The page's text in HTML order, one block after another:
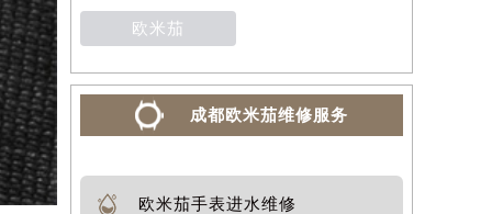
欧米茄
成都欧米茄维修服务
欧米茄手表进水维修